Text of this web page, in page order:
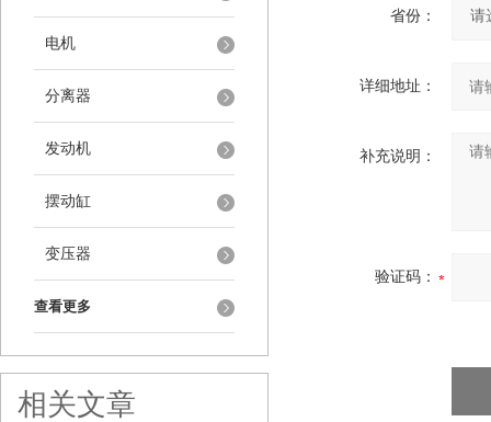
电机
分离器
发动机
摆动缸
变压器
查看更多
相关文章
省份：
详细地址：
补充说明：
验证码：